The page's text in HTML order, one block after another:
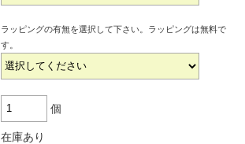
ラッピングの有無を選択して下さい。ラッピングは無料で
す。
個
在庫あり